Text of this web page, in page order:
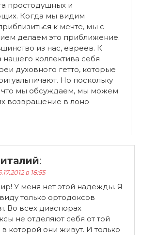
простодушных и
Когда мы видим
к мечте, мы с
делаем это приближение.
из нас, евреев. К
коллектива себя
духовного гетто, которые
Но поскольку
что мы обсуждаем, мы можем
возвращение в лоно
:
в 18:55
У меня нет этой надежды. Я
только ортодоксов
Во всех диаспорах
не отделяют себя от той
в которой они живут. И только